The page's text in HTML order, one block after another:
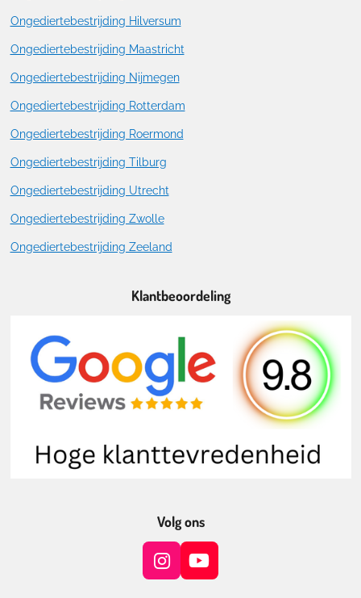
Ongediertebestrijding Hilversum
Ongediertebestrijding Maastricht
Ongediertebestrijding Nijmegen
Ongediertebestrijding Rotterdam
Ongediertebestrijding Roermond
Ongediertebestrijding Tilburg
Ongediertebestrijding Utrecht
Ongediertebestrijding Zwolle
Ongediertebestrijding Zeeland
Klantbeoordeling
Volg ons
I
Y